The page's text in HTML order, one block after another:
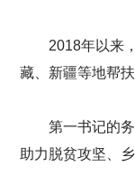
2018年以来
藏、新疆等地帮扶
第一书记的
助力脱贫攻坚、